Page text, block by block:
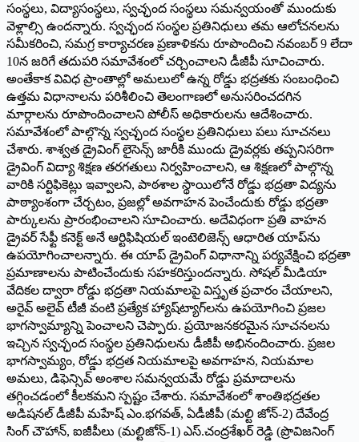
సంస్థలు, విద్యాసంస్థలు, స్వచ్ఛంద సంస్థలు సమన్వయంతో ముందుకు
వెళ్లాల్సి ఉందన్నారు. స్వచ్ఛంద సంస్థల ప్రతినిధులు తమ ఆలోచనలను
సమీకరించి, సమగ్ర కార్యాచరణ ప్రణాళికను రూపొందించి నవంబర్‌ 9 లేదా
10న జరిగే తదుపరి సమావేశంలో చర్చించాలని డీజీపీ సూచించారు.
అంతేకాక వివిధ ప్రాంతాల్లో అమలులో ఉన్న రోడ్డు భద్రతకు సంబంధించి
ఉత్తమ విధానాలను పరిశీలించి తెలంగాణలో అనుసరించదగిన
మార్గాలను రూపొందించాలని పోలీస్‌ అధికారులను ఆదేశించారు.
సమావేశంలో పాల్గొన్న స్వచ్ఛంద సంస్థల ప్రతినిధులు పలు సూచనలు
చేశారు. శాశ్వత డ్రైవింగ్‌ లైసెన్స్‌ జారీకి ముందు డ్రైవర్లకు తప్పనిసరిగా
డ్రైవింగ్‌ విద్యా శిక్షణ తరగతులు నిర్వహించాలని, ఆ శిక్షణలో పాల్గొన్న
వారికి సర్టిఫికెట్లు ఇవ్వాలని, పాఠశాల స్థాయిలోనే రోడ్డు భద్రతా విద్యను
పాఠ్యాంశంగా చేర్చటం, ప్రజల్లో అవగాహన పెంచేందుకు రోడ్డు భద్రతా
పార్కులను ప్రారంభించాలని సూచించారు. అదేవిధంగా ప్రతి వాహన
డ్రైవర్‌ సేఫ్టీ కనెక్ట్‌ అనే ఆర్టిఫిషియల్‌ ఇంటెలిజెన్స్‌ ఆధారిత యాప్‌ను
ఉపయోగించాలన్నారు. ఈ యాప్‌ డ్రైవింగ్‌ విధానాన్ని పర్యవేక్షించి భద్రతా
ప్రమాణాలను పాటించేందుకు సహకరిస్తుందన్నారు. సోషల్‌ మీడియా
వేదికల ద్వారా రోడ్డు భద్రతా నియమాలపై విస్తృత ప్రచారం చేయాలని,
అరైవ్‌ అలైవ్‌ టీజీ వంటి ప్రత్యేక హ్యాష్‌ట్యాగ్‌లను ఉపయోగించి ప్రజల
భాగస్వామ్యాన్ని పెంచాలని చెప్పారు. ప్రయోజనకరమైన సూచనలను
ఇచ్చిన స్వచ్ఛంద సంస్థల ప్రతినిధులను డీజీపీ అభినందించారు. ప్రజల
భాగస్వామ్యం, రోడ్డు భద్రత నియమాలపై అవగాహన, నియమాల
అమలు, డిఫెన్సివ్‌ అంశాల సమన్వయమే రోడ్డు ప్రమాదాలను
తగ్గించడంలో కీలకమని స్పష్టం చేశారు. సమావేశంలో శాంతిభద్రతల
అడిషనల్‌ డీజీపీ మహేష్‌ ఎం.భగవత్‌, ఏడీజీపీ (మల్టి జోన్‌-2) దేవేంద్ర
సింగ్‌ చౌహాన్‌, ఐజీపీలు (మల్టిజోన్‌-1) ఎస్‌.చంద్రశేఖర్‌ రెడ్డి (ప్రొవిజనింగ్‌